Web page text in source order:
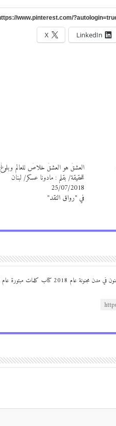
LinkedIn
X
العشقُ هو العشقُ خلاصٌ للعالم وبلوغٌ
للحقيقة/ بقلم : مادونا عسكر/ لبنان
25/07/2018
في "رواق النقد"